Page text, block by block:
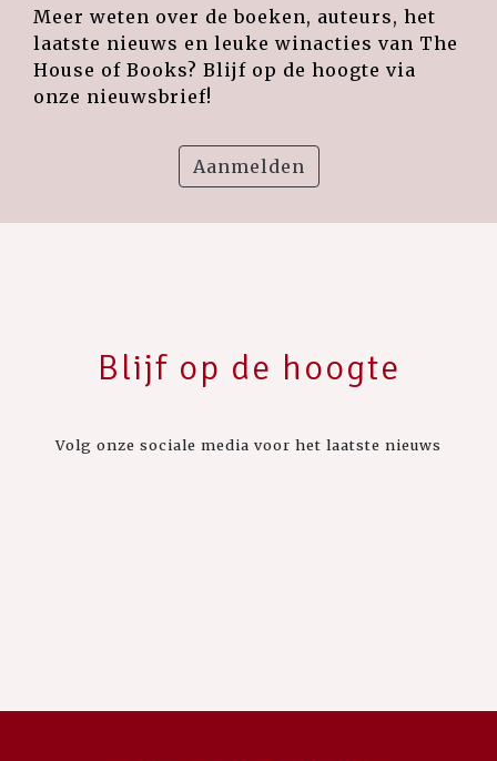
Meer weten over de boeken, auteurs, het
laatste nieuws en leuke winacties van The
House of Books? Blijf op de hoogte via
onze nieuwsbrief!
Aanmelden
Blijf op de hoogte
Volg onze sociale media voor het laatste nieuws